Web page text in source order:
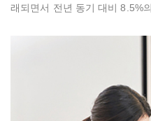
래되면서 전년 동기 대비 8.5%